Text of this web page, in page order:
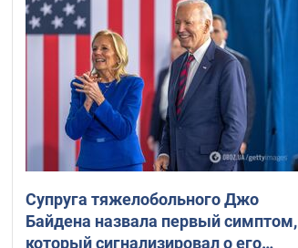
Супруга тяжелобольного Джо
Байдена назвала первый симптом,
который сигнализировал о его